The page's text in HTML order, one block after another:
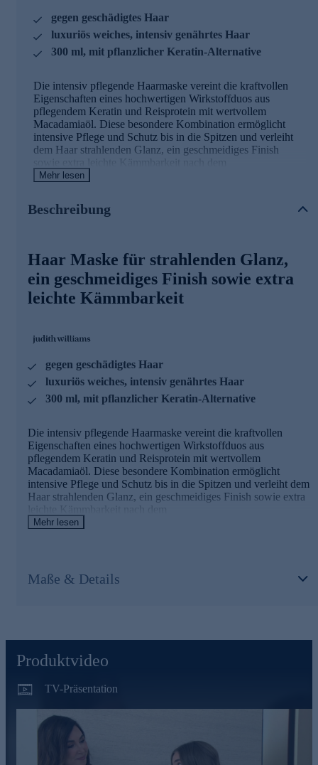
gegen geschädigtes Haar
luxuriös weiches, intensiv genährtes Haar
300 ml, mit pflanzlicher Keratin-Alternative
Die intensiv pflegende Haarmaske vereint die kraftvollen
Eigenschaften eines hochwertigen Wirkstoffduos aus
pflegendem Keratin und Reisprotein mit wertvollem
Macadamiaöl. Diese besondere Kombination ermöglicht
intensive Pflege und Schutz bis in die Spitzen und verleiht
dem Haar strahlenden Glanz, ein geschmeidiges Finish
sowie extra leichte Kämmbarkeit nach dem
Waschen.
Die Inhaltsstoffe und ihre Wirkweisen
- hydrolysiertes Hanf- & Reisprotein
- pflanzliche Keratin-Alternative
- für weiches Haar & verbesserten Glanz
- kann Schäden durch Hitzestyling reduzieren
- sorgt für stärkeres Haar
- bietet einen starken antioxidativen Schutz
- kann die Haar-Festigkeit erhöhen
MACADAMIA-, REISKEIM- & MONOI-ÖL:
- SOS-Treatment für strapaziertes Haar
- wirkt feuchtigkeitsspendend & intensiv pflegend
- für seidigen Glanz, Kämmbarkeit & Feuchtigkeit
- pflegt trockenes, beanspruchtes Haar
Nutzen Sie die Gelegenheit und bestellen jetzt bequem
online.
Mehr lesen
Beschreibung
Haar Maske für strahlenden Glanz,
ein geschmeidiges Finish sowie extra
leichte Kämmbarkeit
gegen geschädigtes Haar
luxuriös weiches, intensiv genährtes Haar
300 ml, mit pflanzlicher Keratin-Alternative
Die intensiv pflegende Haarmaske vereint die kraftvollen
Eigenschaften eines hochwertigen Wirkstoffduos aus
pflegendem Keratin und Reisprotein mit wertvollem
Macadamiaöl. Diese besondere Kombination ermöglicht
intensive Pflege und Schutz bis in die Spitzen und verleiht dem
Haar strahlenden Glanz, ein geschmeidiges Finish sowie extra
leichte Kämmbarkeit nach dem
Waschen.
KeraLUXE:
- kann Schäden durch Hitzestyling reduzieren
- sorgt für stärkeres Haar
- bietet einen starken antioxidativen Schutz
- kann die Haar-Festigkeit erhöhen
MACADAMIA-, REISKEIM- & MONOI-ÖL:
Mehr lesen
Maße & Details
Produktvideo
TV-Präsentation